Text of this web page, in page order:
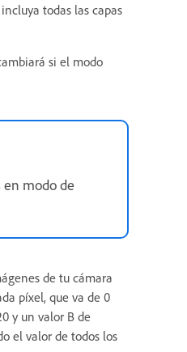
todas las capas
si el modo
modo de
de tu cámara
píxel, que va de 0
y un valor B de
el valor de todos los